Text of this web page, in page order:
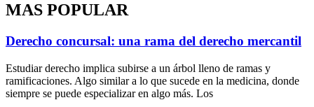
MAS POPULAR
Derecho concursal: una rama del derecho mercantil
Estudiar derecho implica subirse a un árbol lleno de ramas y
ramificaciones. Algo similar a lo que sucede en la medicina, donde
siempre se puede especializar en algo más. Los